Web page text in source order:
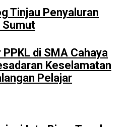
Tinjau Penyaluran
Sumut
di SMA Cahaya
Keselamatan
Pelajar